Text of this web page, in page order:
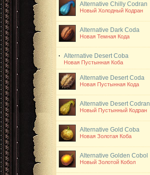
Alternative Chilly Codran
Новый Холодный Кодран
Alternative Dark Coda
Новая Темная Кода
Alternative Desert Coba
Новая Пустынная Коба
Alternative Desert Coda
Новая Пустынная Кода
Alternative Desert Codran
Новый Пустынный Кодран
Alternative Gold Coba
Новая Золотая Коба
Alternative Golden Cobol
Новый Золотой Кобол